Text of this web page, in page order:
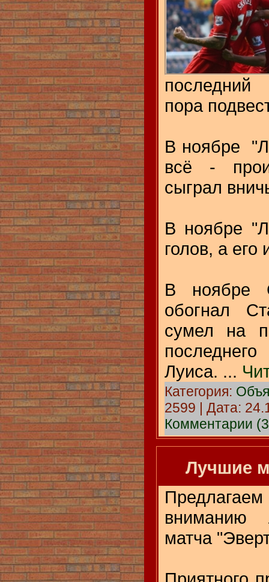
пора
В ноябре
всё -
сыграл
В ноябре
голов, а его
В ноябре
обогнал
сумел на
Луиса. ...
Категория:
2599 | Дата:
Комментарии
Лучшие
вниманию
матча